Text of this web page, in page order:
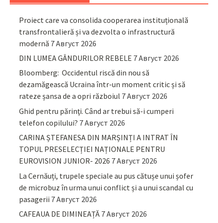
Proiect care va consolida cooperarea instituțională
transfrontalieră și va dezvolta o infrastructură
modernă 7 Август 2026
DIN LUMEA GÂNDURILOR REBELE 7 Август 2026
Bloomberg: Occidentul riscă din nou să
dezamăgească Ucraina într-un moment critic și să
rateze șansa de a opri războiul 7 Август 2026
Ghid pentru părinţi. Când ar trebui să-i cumperi
telefon copilului? 7 Август 2026
CARINA ȘTEFANESA DIN MARȘINȚI A INTRAT ÎN
TOPUL PRESELECȚIEI NAȚIONALE PENTRU
EUROVISION JUNIOR- 2026 7 Август 2026
La Cernăuți, trupele speciale au pus cătușe unui șofer
de microbuz în urma unui conflict și a unui scandal cu
pasagerii 7 Август 2026
CAFEAUA DE DIMINEAȚĂ 7 Август 2026